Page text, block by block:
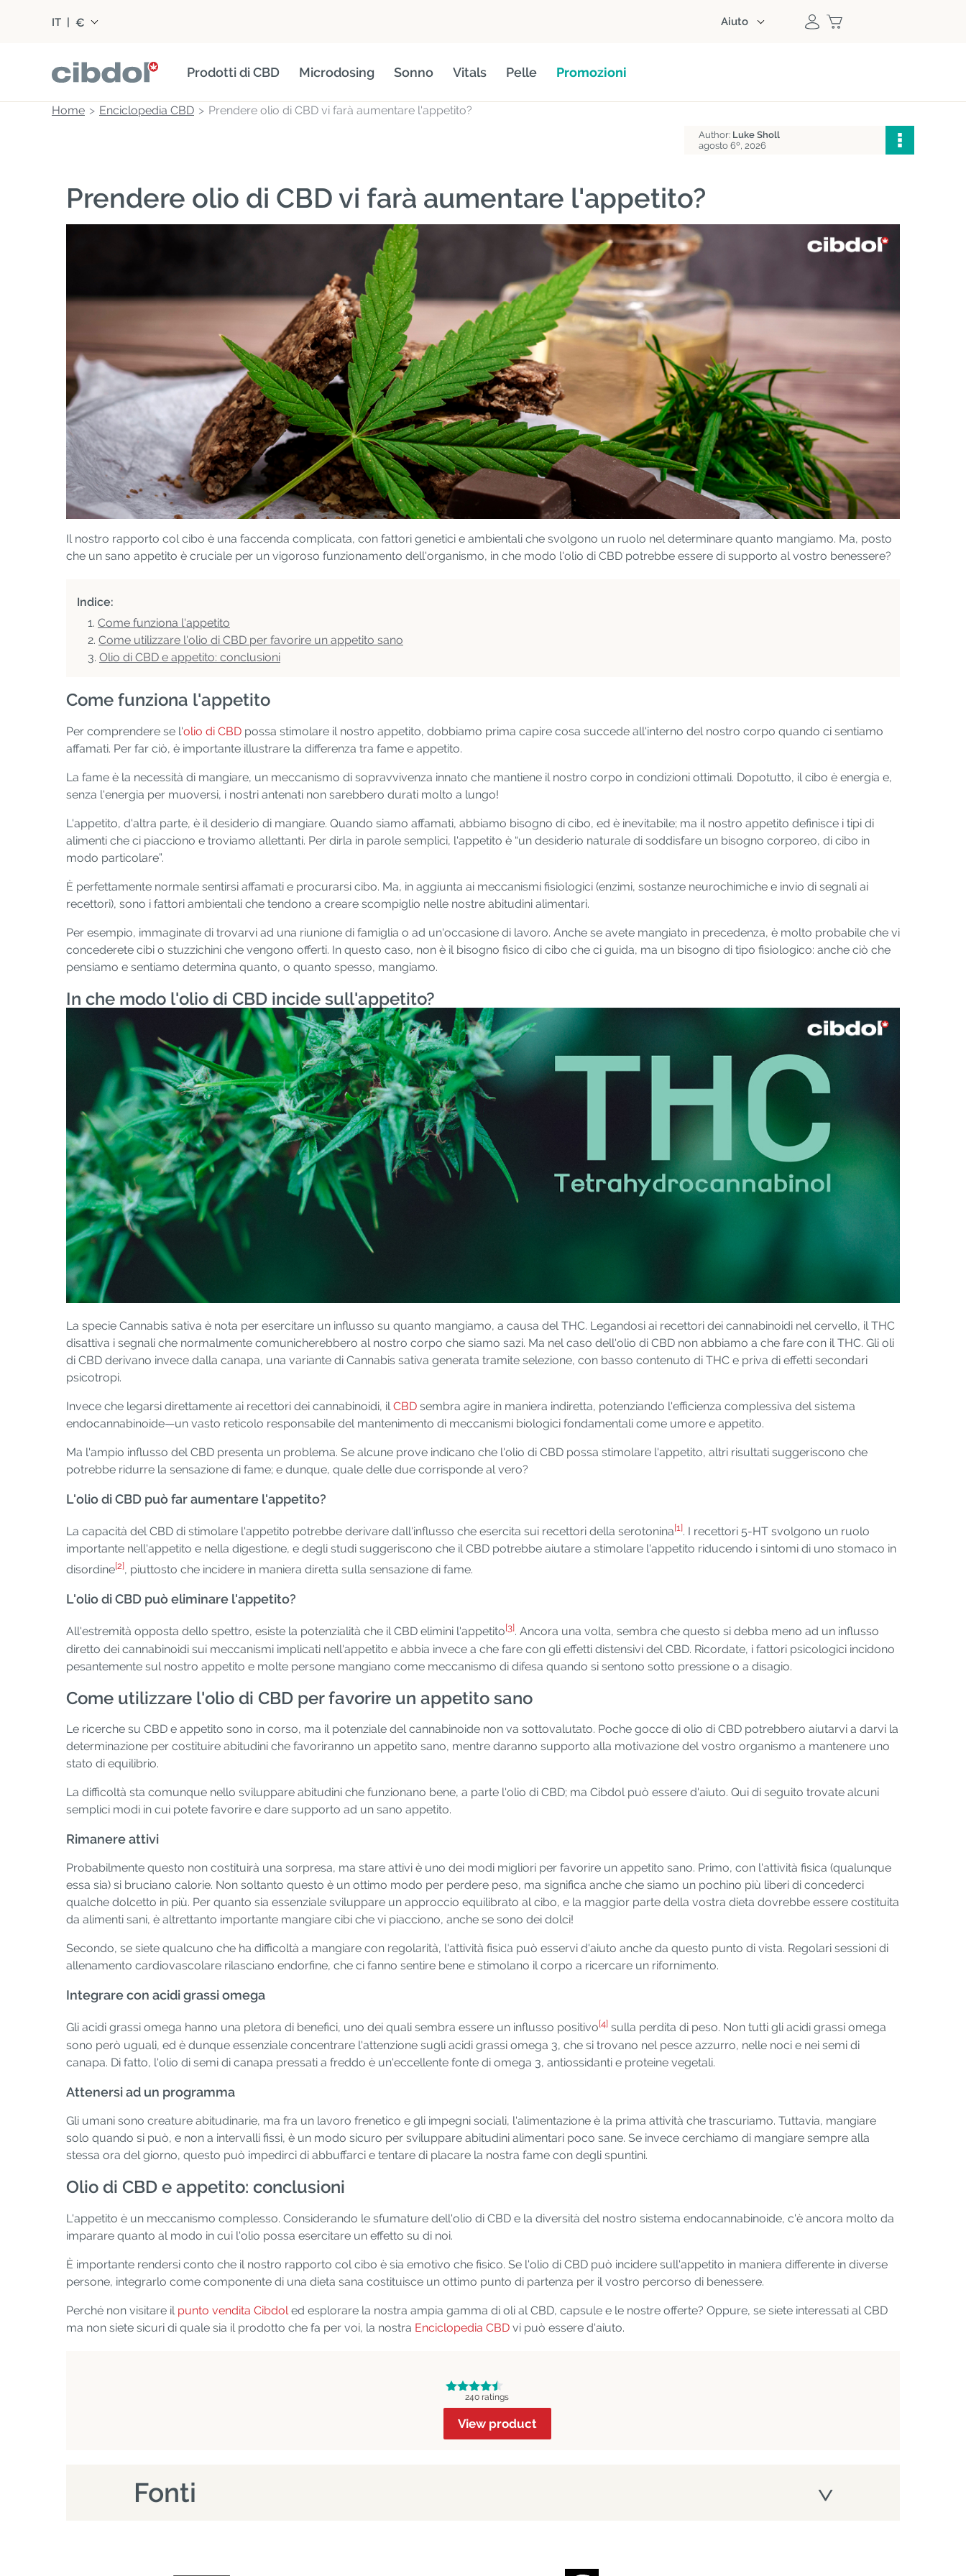
IT | € Aiuto
Prodotti di CBD Microdosing Sonno Vitals Pelle Promozioni
Home Enciclopedia CBD Prendere olio di CBD vi farà aumentare l'appetito?
Author: Luke Sholl
agosto 6º, 2026
Prendere olio di CBD vi farà aumentare l'appetito?
Il nostro rapporto col cibo è una faccenda complicata, con fattori genetici e ambientali che svolgono un ruolo nel determinare quanto mangiamo. Ma, posto
che un sano appetito è cruciale per un vigoroso funzionamento dell'organismo, in che modo l'olio di CBD potrebbe essere di supporto al vostro benessere?
Indice:
Come funziona l'appetito
Come utilizzare l'olio di CBD per favorire un appetito sano
Olio di CBD e appetito: conclusioni
Come funziona l'appetito
Per comprendere se l'olio di CBD possa stimolare il nostro appetito, dobbiamo prima capire cosa succede all'interno del nostro corpo quando ci sentiamo
affamati. Per far ciò, è importante illustrare la differenza tra fame e appetito.
La fame è la necessità di mangiare, un meccanismo di sopravvivenza innato che mantiene il nostro corpo in condizioni ottimali. Dopotutto, il cibo è energia e,
senza l'energia per muoversi, i nostri antenati non sarebbero durati molto a lungo!
L'appetito, d'altra parte, è il desiderio di mangiare. Quando siamo affamati, abbiamo bisogno di cibo, ed è inevitabile; ma il nostro appetito definisce i tipi di
alimenti che ci piacciono e troviamo allettanti. Per dirla in parole semplici, l'appetito è “un desiderio naturale di soddisfare un bisogno corporeo, di cibo in
modo particolare”.
È perfettamente normale sentirsi affamati e procurarsi cibo. Ma, in aggiunta ai meccanismi fisiologici (enzimi, sostanze neurochimiche e invio di segnali ai
recettori), sono i fattori ambientali che tendono a creare scompiglio nelle nostre abitudini alimentari.
Per esempio, immaginate di trovarvi ad una riunione di famiglia o ad un'occasione di lavoro. Anche se avete mangiato in precedenza, è molto probabile che vi
concederete cibi o stuzzichini che vengono offerti. In questo caso, non è il bisogno fisico di cibo che ci guida, ma un bisogno di tipo fisiologico: anche ciò che
pensiamo e sentiamo determina quanto, o quanto spesso, mangiamo.
In che modo l'olio di CBD incide sull'appetito?
La specie Cannabis sativa è nota per esercitare un influsso su quanto mangiamo, a causa del THC. Legandosi ai recettori dei cannabinoidi nel cervello, il THC
disattiva i segnali che normalmente comunicherebbero al nostro corpo che siamo sazi. Ma nel caso dell'olio di CBD non abbiamo a che fare con il THC. Gli oli
di CBD derivano invece dalla canapa, una variante di Cannabis sativa generata tramite selezione, con basso contenuto di THC e priva di effetti secondari
psicotropi.
Invece che legarsi direttamente ai recettori dei cannabinoidi, il CBD sembra agire in maniera indiretta, potenziando l'efficienza complessiva del sistema
endocannabinoide—un vasto reticolo responsabile del mantenimento di meccanismi biologici fondamentali come umore e appetito.
Ma l'ampio influsso del CBD presenta un problema. Se alcune prove indicano che l'olio di CBD possa stimolare l'appetito, altri risultati suggeriscono che
potrebbe ridurre la sensazione di fame; e dunque, quale delle due corrisponde al vero?
L'olio di CBD può far aumentare l'appetito?
La capacità del CBD di stimolare l'appetito potrebbe derivare dall'influsso che esercita sui recettori della serotonina[1]. I recettori 5-HT svolgono un ruolo
importante nell'appetito e nella digestione, e degli studi suggeriscono che il CBD potrebbe aiutare a stimolare l'appetito riducendo i sintomi di uno stomaco in
disordine[2] , piuttosto che incidere in maniera diretta sulla sensazione di fame.
L'olio di CBD può eliminare l'appetito?
All'estremità opposta dello spettro, esiste la potenzialità che il CBD elimini l'appetito[3] . Ancora una volta, sembra che questo si debba meno ad un influsso
diretto dei cannabinoidi sui meccanismi implicati nell'appetito e abbia invece a che fare con gli effetti distensivi del CBD. Ricordate, i fattori psicologici incidono
pesantemente sul nostro appetito e molte persone mangiano come meccanismo di difesa quando si sentono sotto pressione o a disagio.
Come utilizzare l'olio di CBD per favorire un appetito sano
Le ricerche su CBD e appetito sono in corso, ma il potenziale del cannabinoide non va sottovalutato. Poche gocce di olio di CBD potrebbero aiutarvi a darvi la
determinazione per costituire abitudini che favoriranno un appetito sano, mentre daranno supporto alla motivazione del vostro organismo a mantenere uno
stato di equilibrio.
La difficoltà sta comunque nello sviluppare abitudini che funzionano bene, a parte l'olio di CBD; ma Cibdol può essere d'aiuto. Qui di seguito trovate alcuni
semplici modi in cui potete favorire e dare supporto ad un sano appetito.
Rimanere attivi
Probabilmente questo non costituirà una sorpresa, ma stare attivi è uno dei modi migliori per favorire un appetito sano. Primo, con l'attività fisica (qualunque
essa sia) si bruciano calorie. Non soltanto questo è un ottimo modo per perdere peso, ma significa anche che siamo un pochino più liberi di concederci
qualche dolcetto in più. Per quanto sia essenziale sviluppare un approccio equilibrato al cibo, e la maggior parte della vostra dieta dovrebbe essere costituita
da alimenti sani, è altrettanto importante mangiare cibi che vi piacciono, anche se sono dei dolci!
Secondo, se siete qualcuno che ha difficoltà a mangiare con regolarità, l'attività fisica può esservi d'aiuto anche da questo punto di vista. Regolari sessioni di
allenamento cardiovascolare rilasciano endorfine, che ci fanno sentire bene e stimolano il corpo a ricercare un rifornimento.
Integrare con acidi grassi omega
Gli acidi grassi omega hanno una pletora di benefici, uno dei quali sembra essere un influsso positivo[4] sulla perdita di peso. Non tutti gli acidi grassi omega
sono però uguali, ed è dunque essenziale concentrare l'attenzione sugli acidi grassi omega 3, che si trovano nel pesce azzurro, nelle noci e nei semi di
canapa. Di fatto, l'olio di semi di canapa pressati a freddo è un'eccellente fonte di omega 3, antiossidanti e proteine vegetali.
Attenersi ad un programma
Gli umani sono creature abitudinarie, ma fra un lavoro frenetico e gli impegni sociali, l'alimentazione è la prima attività che trascuriamo. Tuttavia, mangiare
solo quando si può, e non a intervalli fissi, è un modo sicuro per sviluppare abitudini alimentari poco sane. Se invece cerchiamo di mangiare sempre alla
stessa ora del giorno, questo può impedirci di abbuffarci e tentare di placare la nostra fame con degli spuntini.
Olio di CBD e appetito: conclusioni
L'appetito è un meccanismo complesso. Considerando le sfumature dell'olio di CBD e la diversità del nostro sistema endocannabinoide, c'è ancora molto da
imparare quanto al modo in cui l'olio possa esercitare un effetto su di noi.
È importante rendersi conto che il nostro rapporto col cibo è sia emotivo che fisico. Se l'olio di CBD può incidere sull'appetito in maniera differente in diverse
persone, integrarlo come componente di una dieta sana costituisce un ottimo punto di partenza per il vostro percorso di benessere.
Perché non visitare il punto vendita Cibdol ed esplorare la nostra ampia gamma di oli al CBD, capsule e le nostre offerte? Oppure, se siete interessati al CBD
ma non siete sicuri di quale sia il prodotto che fa per voi, la nostra Enciclopedia CBD vi può essere d'aiuto.
240 ratings
View product
Fonti